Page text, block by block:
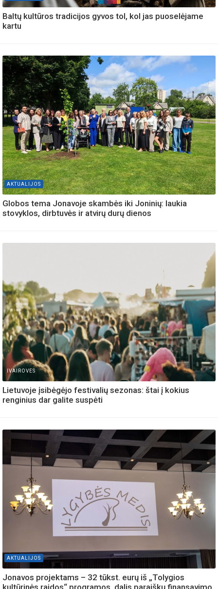
Baltų kultūros tradicijos gyvos tol, kol jas puoselėjame
kartu
AKTUALIJOS
Globos tema Jonavoje skambės iki Joninių: laukia
stovyklos, dirbtuvės ir atvirų durų dienos
IVAIROVES
Lietuvoje įsibėgėjo festivalių sezonas: štai į kokius
renginius dar galite suspėti
AKTUALIJOS
Jonavos projektams – 32 tūkst. eurų iš „Tolygios